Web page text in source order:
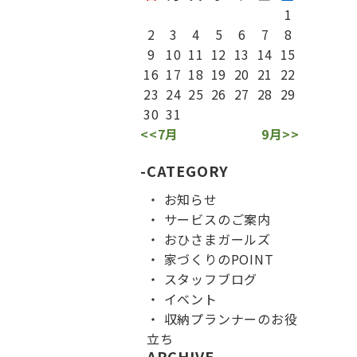
1
2
3 4 5 6 7
8
9
10 11 12 13 14 15
16 17 18 19 20 21 22
23 24 25 26 27 28 29
30 31
<<7月
9月>>
CATEGORY
お知らせ
サービスのご案内
おひさまガールズ
家づくりのPOINT
スタッフブログ
イベント
収納プランナーのお役
立ち